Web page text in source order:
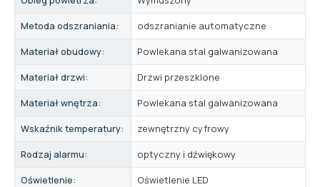
Metoda odszraniania:
odszranianie automatyczne
Materiał obudowy:
Powlekana stal galwanizowana
Materiał drzwi:
Drzwi przeszklone
Materiał wnętrza:
Powlekana stal galwanizowana
Wskaźnik temperatury:
zewnętrzny cyfrowy
Rodzaj alarmu:
optyczny i dźwiękowy
Oświetlenie:
Oświetlenie LED